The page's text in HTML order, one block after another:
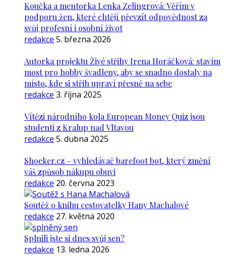
Koučka a mentorka Lenka Zelingrová: Věřím v
podporu žen, které chtějí převzít odpovědnost za
svůj profesní i osobní život
redakce 5. března 2026
Autorka projektu Živé střihy Irena Horáčková: stavím
most pro hobby švadleny, aby se snadno dostaly na
místo, kde si střih upraví přesně na sebe
redakce 3. října 2025
Vítězi národního kola European Money Quiz jsou
studenti z Kralup nad Vltavou
redakce 5. dubna 2025
Shoeker.cz – vyhledávač barefoot bot, který změní
váš způsob nákupu obuvi
redakce 20. června 2023
Soutěž o knihu cestovatelky Hany Machalové
redakce 27. května 2020
Splnili jste si dnes svůj sen?
redakce 13. ledna 2026